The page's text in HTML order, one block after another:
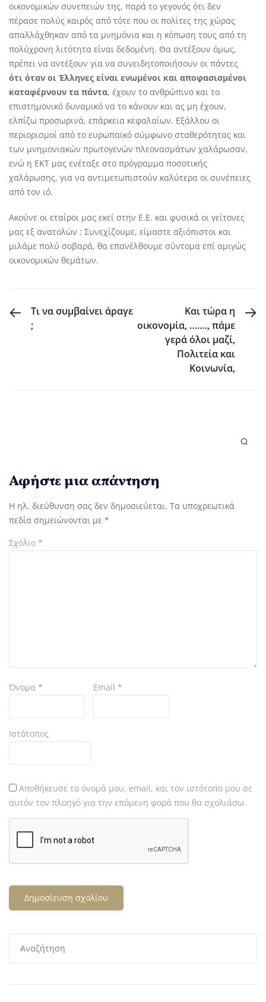
οικονομικών συνεπειών της, παρά το γεγονός ότι δεν
πέρασε πολύς καιρός από τότε που οι πολίτες της χώρας
απαλλάχθηκαν από τα μνημόνια και η κόπωση τους από τη
πολύχρονη λιτότητα είναι δεδομένη. Θα αντέξουν όμως,
πρέπει να αντέξουν για να συνειδητοποιήσουν οι πάντες
ότι όταν οι Έλληνες είναι ενωμένοι και αποφασισμένοι
καταφέρνουν τα πάντα, έχουν το ανθρώπινο και το
επιστημονικό δυναμικό να το κάνουν και ας μη έχουν,
ελπίζω προσωρινά, επάρκεια κεφαλαίων. Εξάλλου οι
περιορισμοί από το ευρωπαϊκό σύμφωνο σταθερότητας και
των μνημονιακών πρωτογενών πλεονασμάτων χαλάρωσαν,
ενώ η ΕΚΤ μας ενέταξε στο πρόγραμμα ποσοτικής
χαλάρωσης, για να αντιμετωπιστούν καλύτερα οι συνέπειες
από τον ιό.
Ακούνε οι εταίροι μας εκεί στην Ε.Ε. και φυσικά οι γείτονες
μας εξ ανατολών ; Συνεχίζουμε, είμαστε αξιόπιστοι και
μιλάμε πολύ σοβαρά, θα επανέλθουμε σύντομα επί αμιγώς
οικονομικών θεμάτων.
PREVIOUS POST
Τι να συμβαίνει άραγε
;
NEXT POST
Και τώρα η
οικονομία, ……., πάμε
γερά όλοι μαζί,
Πολιτεία και
Κοινωνία,
Αφήστε μια απάντηση
Η ηλ. διεύθυνση σας δεν δημοσιεύεται. Τα υποχρεωτικά
πεδία σημειώνονται με *
Σχόλιο *
Όνομα * Email *
Ιστότοπος
Αποθήκευσε το όνομά μου, email, και τον ιστότοπο μου σε
αυτόν τον πλοηγό για την επόμενη φορά που θα σχολιάσω.